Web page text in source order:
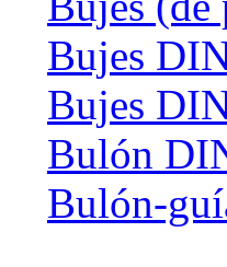
Bujes
Bujes
Bulón
Bulón-